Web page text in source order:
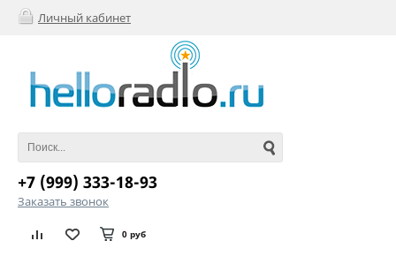
Личный кабинет
+7 (999) 333-18-93
Заказать звонок
0 руб